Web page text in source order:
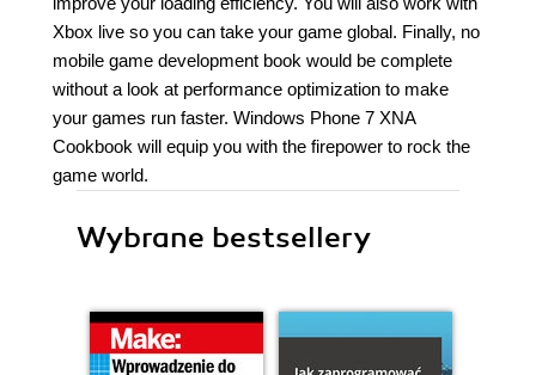
Xbox live so you can take your game global. Finally, no
mobile game development book would be complete
without a look at performance optimization to make
your games run faster. Windows Phone 7 XNA
Cookbook will equip you with the firepower to rock the
game world.
Wybrane bestsellery